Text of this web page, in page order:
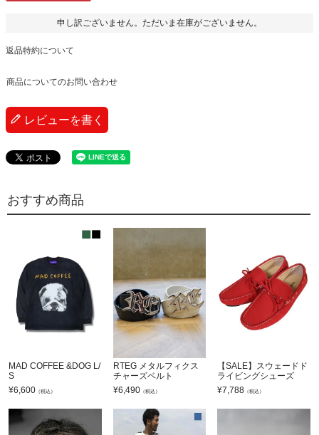
申し訳ございません。ただいま在庫がございません。
返品特約について
商品についてのお問い合わせ
レビューを書く
おすすめ商品
MAD COFFEE &DOG L/
S
¥6,600 （税込）
RTEG メタルフィクス
チャーズベルト
¥6,490（税込）
【SALE】スウェードド
ライビングシューズ
¥7,788 （税込）